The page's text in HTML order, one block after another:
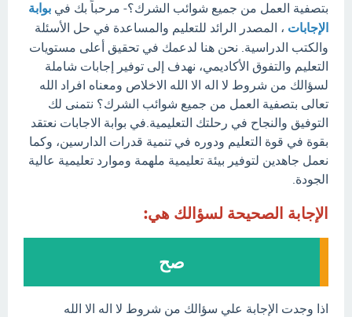
بتصفية العمل من جميع شوائب الشرك؟- مرحباً بك في بوابة
الإجابات ، المصدر الرائد للتعليم والمساعدة في حل الأسئلة
والكتب الدراسية. نحن هنا لدعمك في تحقيق أعلى مستويات
التعليم والتفوق الأكاديمي، نهدف إلى توفير إجابات شاملة
لسؤالك من شروط لا اله الا الله الاخلاص ومعناه افراد الله
تعالى بتصفية العمل من جميع شوائب الشرك؟ نتمنى لك
التوفيق والنجاح في رحلتك التعليمية.في بوابة الاجابات نعتقد
بقوة في قوة التعليم ودوره في تنمية قدرات الدارسين، وكما
نعمل جاهدين لتوفير بيئة تعليمية ملهمة وموارد تعليمية عالية
الجودة.
الإجابة الصحيحة لسؤالك هي:
صح
اذا وجدت الإجابة علي سؤالك من شروط لا اله الا الله